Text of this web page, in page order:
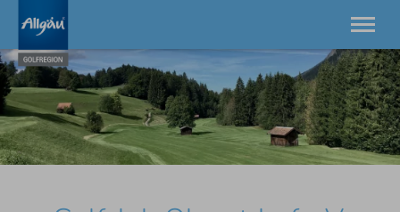
21 Golfplätze zwischen Bodensee und Neuschwanstein.
Einzigartig in Europa.
Golfplätze
Golfdestinationen